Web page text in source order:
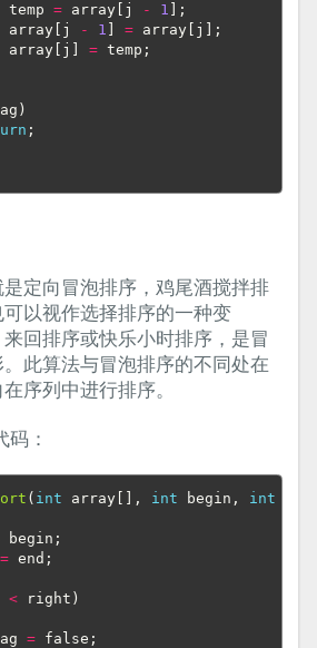
temp
= array j - 1 ];
array j - 1 = array j
];
array j = temp ;
)
;
定向冒泡排序，鸡尾酒搅拌排
以视作选择排序的一种变
回排序或快乐小时排序，是冒
此算法与冒泡排序的不同处在
序列中进行排序。
：
( int array [], int begin , int
begin ;
= end ;
< right )
= false ;